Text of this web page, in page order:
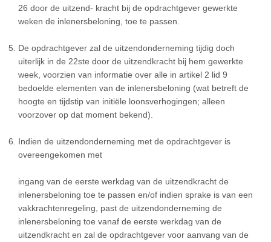
26 door de uitzend- kracht bij de opdrachtgever gewerkte
weken de inlenersbeloning, toe te passen.
De opdrachtgever zal de uitzendonderneming tijdig doch
uiterlijk in de 22ste door de uitzendkracht bij hem gewerkte
week, voorzien van informatie over alle in artikel 2 lid 9
bedoelde elementen van de inlenersbeloning (wat betreft de
hoogte en tijdstip van initiële loonsverhogingen; alleen
voorzover op dat moment bekend).
Indien de uitzendonderneming met de opdrachtgever is
overeengekomen met
ingang van de eerste werkdag van de uitzendkracht de
inlenersbeloning toe te passen en/of indien sprake is van een
vakkrachtenregeling, past de uitzendonderneming de
inlenersbeloning toe vanaf de eerste werkdag van de
uitzendkracht en zal de opdrachtgever voor aanvang van de